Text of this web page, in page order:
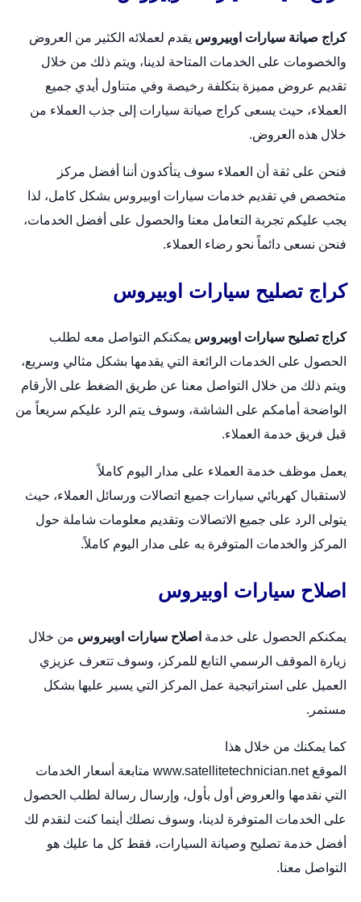
كراج صيانة سيارات اوبيروس يقدم لعملائه الكثير من العروض
والخصومات على الخدمات المتاحة لدينا، ويتم ذلك من خلال
تقديم عروض مميزة بتكلفة رخيصة وفي متناول أيدي جميع
العملاء، حيث يسعى كراج صيانة سيارات إلى جذب العملاء من
خلال هذه العروض.
فنحن على ثقة أن العملاء سوف يتأكدون أننا أفضل مركز
متخصص في تقديم خدمات سيارات اوبيروس بشكل كامل، لذا
يجب عليكم تجربة التعامل معنا والحصول على أفضل الخدمات،
فنحن نسعى دائماً نحو رضاء العملاء.
كراج تصليح سيارات اوبيروس
كراج تصليح سيارات اوبيروس يمكنكم التواصل معه لطلب
الحصول على الخدمات الرائعة التي يقدمها بشكل مثالي وسريع،
ويتم ذلك من خلال التواصل معنا عن طريق الضغط على الأرقام
الواضحة أمامكم على الشاشة، وسوف يتم الرد عليكم سريعاً من
قبل فريق خدمة العملاء.
يعمل موظف خدمة العملاء على مدار اليوم كاملاً
لاستقبال كهربائي سيارات جميع اتصالات ورسائل العملاء، حيث
يتولى الرد على جميع الاتصالات وتقديم معلومات شاملة حول
المركز والخدمات المتوفرة به على مدار اليوم كاملاً.
اصلاح سيارات اوبيروس
يمكنكم الحصول على خدمة اصلاح سيارات اوبيروس من خلال
زيارة الموقف الرسمي التابع للمركز، وسوف تتعرف عزيزي
العميل على استراتيجية عمل المركز التي يسير عليها بشكل
مستمر.
كما يمكنك من خلال هذا
الموقعwww.satellitetechnician.netمتابعة أسعار الخدمات
التي نقدمها والعروض أول بأول، وإرسال رسالة لطلب الحصول
على الخدمات المتوفرة لدينا، وسوف نصلك أينما كنت لنقدم لك
أفضل خدمة تصليح وصيانة السيارات، فقط كل ما عليك هو
التواصل معنا.